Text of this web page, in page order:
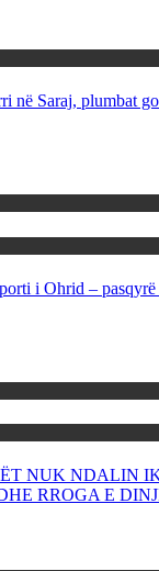
në Saraj, plumbat
i Ohrid –
NUK NDALIN
RROGA E